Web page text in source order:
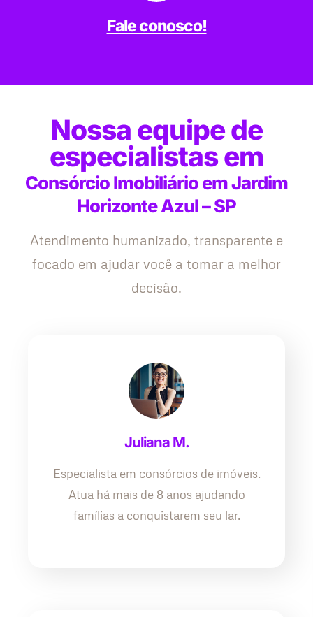
Fale conosco!
Nossa equipe de
especialistas em
Consórcio Imobiliário em Jardim
Horizonte Azul – SP
Atendimento humanizado, transparente e
focado em ajudar você a tomar a melhor
decisão.
Juliana M.
Especialista em consórcios de imóveis.
Atua há mais de 8 anos ajudando
famílias a conquistarem seu lar.